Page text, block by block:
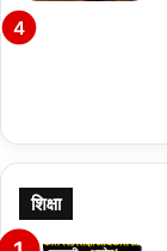
शिक्षा